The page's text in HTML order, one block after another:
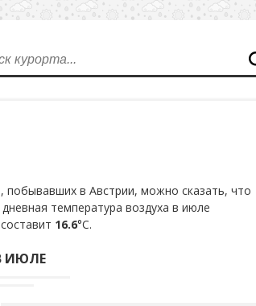
в Австрии, можно сказать, что
температура воздуха в июле
16.6°С.
ИЮЛЕ